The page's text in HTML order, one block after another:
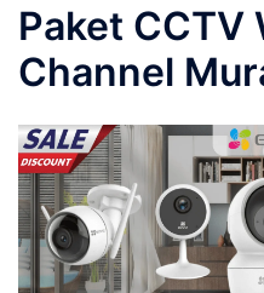
Paket CCTV
Channel